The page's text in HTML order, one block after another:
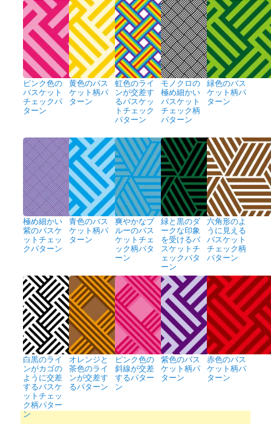
ピンク色の
バスケット
チェックパ
ターン
黄色のバス
ケット柄パ
ターン
虹色のライ
ンが交差す
るバスケッ
トチェック
パターン
モノクロの
極め細かい
バスケット
チェック柄
パターン
緑色のバス
ケット柄パ
ターン
極め細かい
紫のバスケ
ットチェッ
クパターン
青色のバス
ケット柄パ
ターン
爽やかなブ
ルーのバス
ケットチェ
ック柄パタ
ーン
緑と黒のダ
ークな印象
を受けるバ
スケットチ
ェックパタ
ーン
六角形のよ
うに見える
バスケット
チェック柄
パターン
白黒のライ
ンがカゴの
ように交差
するバスケ
ットチェッ
ク柄パター
ン
オレンジと
茶色のライ
ンが交差す
るパターン
ピンク色の
斜線が交差
するパター
ン
紫色のバス
ケット柄パ
ターン
赤色のバス
ケット柄パ
ターン